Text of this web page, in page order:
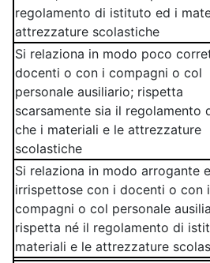
regolamento di istituto ed i
attrezzature scolastiche
Si relaziona in modo poco
docenti o con i compagni o col
personale ausiliario; rispetta
scarsamente sia il regolamento
che i materiali e le attrezzature
scolastiche
Si relaziona in modo arrogante
irrispettose con i docenti o con i
compagni o col personale
rispetta né il regolamento di
materiali e le attrezzature